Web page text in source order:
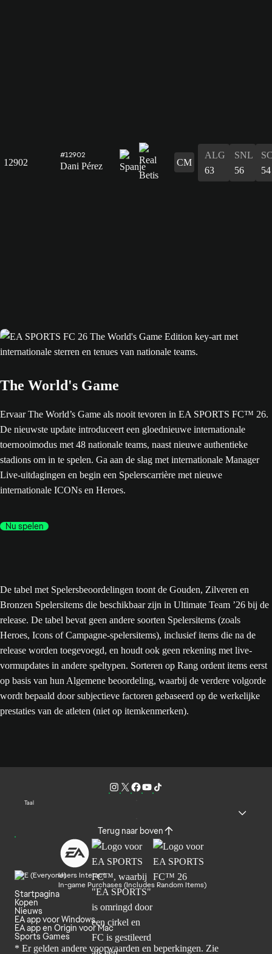
12902
#12902
Dani Pérez CM
ALG
63
SNL
56
54
The World's Game
Ervaar The World’s Game als nooit tevoren in EA SPORTS FC™ 26.
De nieuwste update introduceert een gloednieuwe internationale
toernooimodus met 48 nationale teams, naast nieuwe authentieke
stadions om in te spelen. Ga aan de slag met internationale Manager
Live-uitdagingen en begin een Spelerscarrière met nieuwe
internationale ICONs en Heroes.
Nu spelen
De tabel met Spelersbeoordelingen toont de Gouden, Zilveren en
Bronzen Spelersitems die beschikbaar zijn in Ultimate Team ’26 bij de
release. De tabel bevat geen andere soorten Spelersitems (zoals
Heroes, Icons of Campagne-spelersitems), inclusief items die na de
release worden toegevoegd, en houdt ook geen rekening met live-
vormupdates in andere speltypen. Sorteren op Rang ordent items eerst
op basis van hun Algemene beoordeling, waarbij de verdere volgorde
wordt bepaald door subjectieve factoren gebaseerd op de werkelijke
prestaties van de atleten (niet op itemkenmerken).
Taal
Terug naar boven
Users Interact
In-game Purchases (Includes Random Items)
Startpagina
Kopen
Nieuws
EA app voor Windows
EA app en Origin voor Mac
Sports Games
* Er gelden andere voorwaarden en beperkingen. Zie